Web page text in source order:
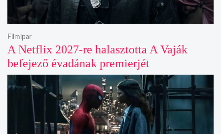
A Netflix 2027-re halasztotta A Vaják
befejező évadának premierjét
Filmipar